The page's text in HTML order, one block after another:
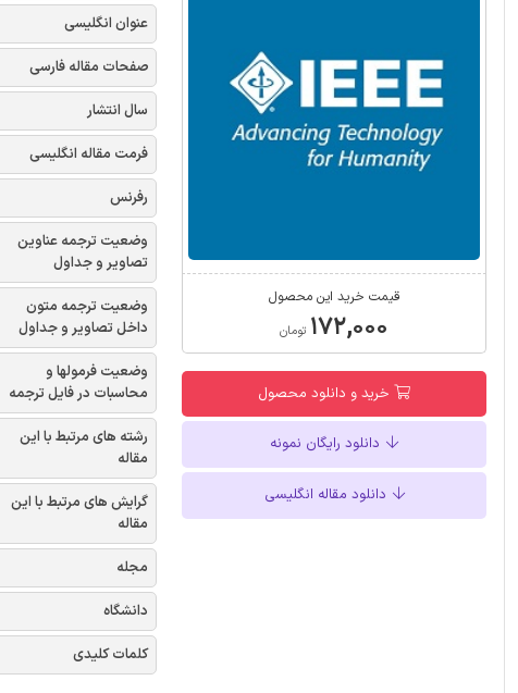
قیمت خرید این محصول
۱۷۲,۰۰۰ تومان
خرید و دانلود محصول
دانلود رایگان نمونه
دانلود مقاله انگلیسی
عنوان انگلیسی
صفحات مقاله فارسی
سال انتشار
فرمت مقاله انگلیسی
رفرنس
وضعیت ترجمه عناوین
تصاویر و جداول
وضعیت ترجمه متون
داخل تصاویر و جداول
وضعیت فرمولها و
محاسبات در فایل ترجمه
رشته های مرتبط با این
مقاله
گرایش های مرتبط با این
مقاله
مجله
دانشگاه
کلمات کلیدی